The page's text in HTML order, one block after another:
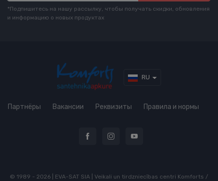
*Подпишитесь на нашу рассылку, чтобы получать скидки, обновления
и информацию о новых продуктах
RU
Партнёры Вакансии Реквизиты Правила и нормы
© 1989 - 2026 | EVA-SAT SIA | Veikali un tirdzniecības centri Komforts /